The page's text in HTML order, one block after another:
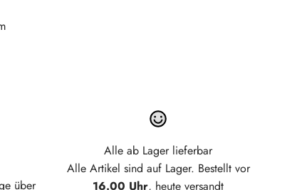
über
Alle ab Lager lieferbar
Alle Artikel sind auf Lager. Bestellt vor
16.00 Uhr, heute versandt